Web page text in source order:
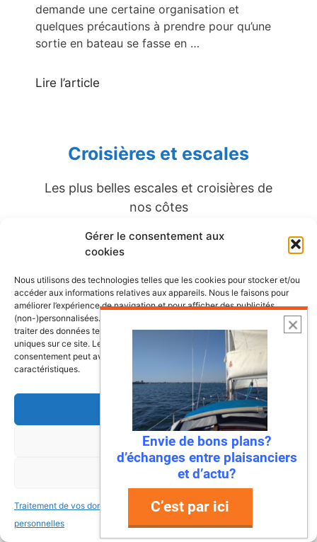
Gérer le consentement aux
cookies
Nous utilisons des technologies telles que les cookies pour stocker et/ou
accéder aux informations relatives aux appareils. Nous le faisons pour
améliorer l’expérience de navigation et pour afficher des publicités
(non-)personnalisées. Consentir à ces technologies nous autorisera à
traiter des données telles que le comportement de navigation ou les ID
uniques sur ce site. Le fait de ne pas consentir ou de retirer son
consentement peut avoir un effet négatif sur certaines fonctonnalités et
caractéristiques.
Accepter
Refuser
Voir les préférences
Traitement de vos données
personnelles
Traitement de vos données
personnelles
demande une certaine organisation et
quelques précautions à prendre pour qu’une
sortie en bateau se fasse en …
Lire l’article
Croisières et escales
Les plus belles escales et croisières de
nos côtes
Envie de fraicheur ? Larguez les
amarres direction la Normandie
Imaginez : des falaises vertigineuses qui
plongent dans une mer turquoise, des ports
Envie de bons plans?
d’échanges entre plaisanciers
et d’actu?
C’est par ici